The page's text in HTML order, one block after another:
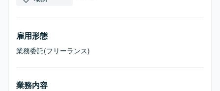
雇用形態
業務委託(フリーランス)
業務内容